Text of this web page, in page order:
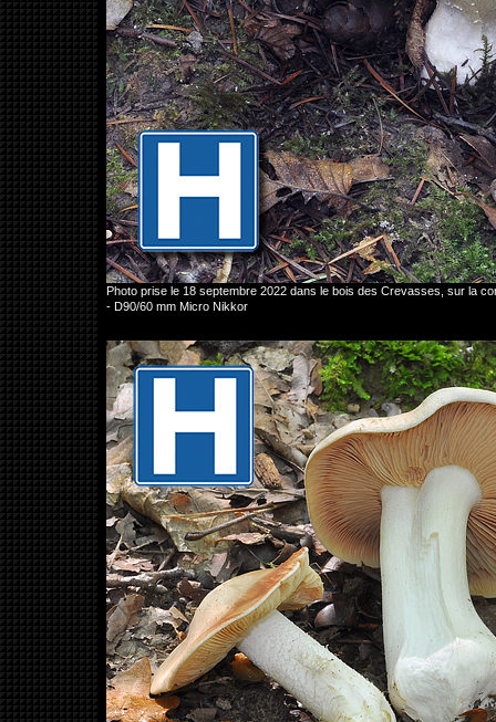
Photo prise le 18 septembre 2022 dans le bois des Crevasses, sur la
- D90/60 mm Micro Nikkor